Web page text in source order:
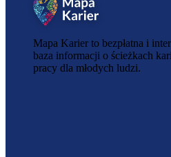
Mapa Karier to bezpłatna i
baza informacji o ścieżkach
pracy dla młodych ludzi.